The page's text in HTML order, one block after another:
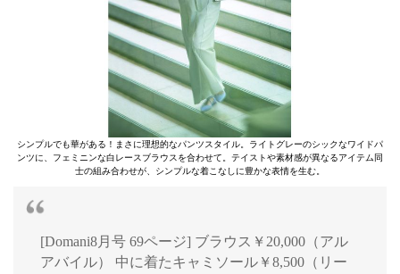
シンプルでも華がある！まさに理想的なパンツスタイル。ライトグレーのシックなワイドパ
ンツに、フェミニンな白レースブラウスを合わせて。テイストや素材感が異なるアイテム同
士の組み合わせが、シンプルな着こなしに豊かな表情を生む。
[Domani8月号 69ページ] ブラウス￥20,000（アル
アバイル） 中に着たキャミソール￥8,500（リー